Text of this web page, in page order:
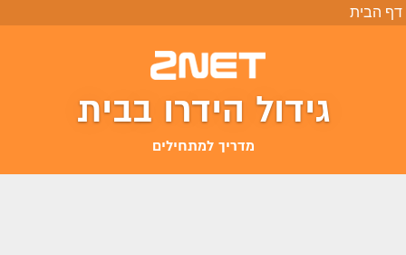
דף הבית
גידול הידרו בבית
מדריך למתחילים